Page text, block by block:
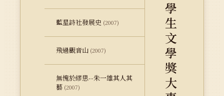
藍星詩社發展史 (2007)
飛過觀音山 (2007)
無愧於繆思--朱一雄其人其
藝 (2007)
學
生
文
學
獎
大